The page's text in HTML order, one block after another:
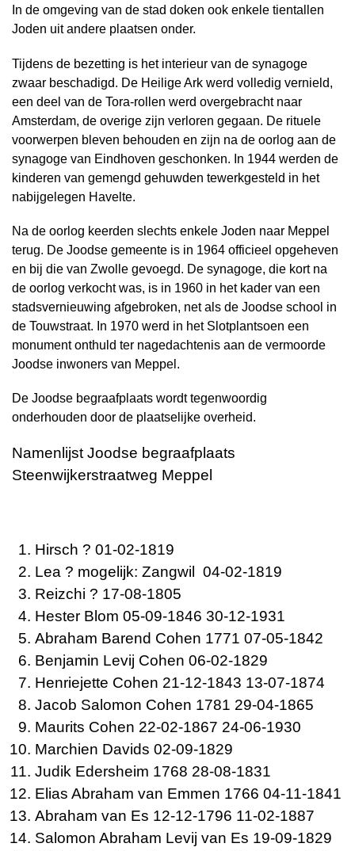
In de omgeving van de stad doken ook enkele tientallen
Joden uit andere plaatsen onder.
Tijdens de bezetting is het interieur van de synagoge
zwaar beschadigd. De Heilige Ark werd volledig vernield,
een deel van de Tora-rollen werd overgebracht naar
Amsterdam, de overige zijn verloren gegaan. De rituele
voorwerpen bleven behouden en zijn na de oorlog aan de
synagoge van Eindhoven geschonken. In 1944 werden de
kinderen van gemengd gehuwden tewerkgesteld in het
nabijgelegen Havelte.
Na de oorlog keerden slechts enkele Joden naar Meppel
terug. De Joodse gemeente is in 1964 officieel opgeheven
en bij die van Zwolle gevoegd. De synagoge, die kort na
de oorlog verkocht was, is in 1960 in het kader van een
stadsvernieuwing afgebroken, net als de Joodse school in
de Touwstraat. In 1970 werd in het Slotplantsoen een
monument onthuld ter nagedachtenis aan de vermoorde
Joodse inwoners van Meppel.
De Joodse begraafplaats wordt tegenwoordig
onderhouden door de plaatselijke overheid.
Namenlijst Joodse begraafplaats
Steenwijkerstraatweg Meppel
Hirsch ? 01-02-1819
Lea ? mogelijk: Zangwil 04-02-1819
Reizchi ? 17-08-1805
Hester Blom 05-09-1846 30-12-1931
Abraham Barend Cohen 1771 07-05-1842
Benjamin Levij Cohen 06-02-1829
Henriejette Cohen 21-12-1843 13-07-1874
Jacob Salomon Cohen 1781 29-04-1865
Maurits Cohen 22-02-1867 24-06-1930
Marchien Davids 02-09-1829
Judik Edersheim 1768 28-08-1831
Elias Abraham van Emmen 1766 04-11-1841
Abraham van Es 12-12-1796 11-02-1887
Salomon Abraham Levij van Es 19-09-1829